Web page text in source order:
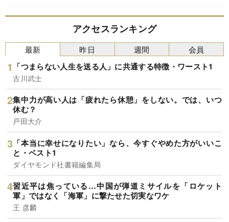
ら『没頭飯』（ポプラ社）の一部を抜粋・編集し
アクセスランキング
最新
「つまらない人生を送る人」に共通する特徴・ワースト1
古川武士
集中力が高い人は「疲れたら休憩」をしない。では、いつ
休む？
戸田大介
「本当に幸せになりたい」なら、今すぐやめた方がいいこ
と・ベスト1
ダイヤモンド社書籍編集局
習近平は焦っている…中国が弾道ミサイルを「ロケット
軍」ではなく「海軍」に撃たせた切実なワケ
王 彦麟
昨日 週間 会員